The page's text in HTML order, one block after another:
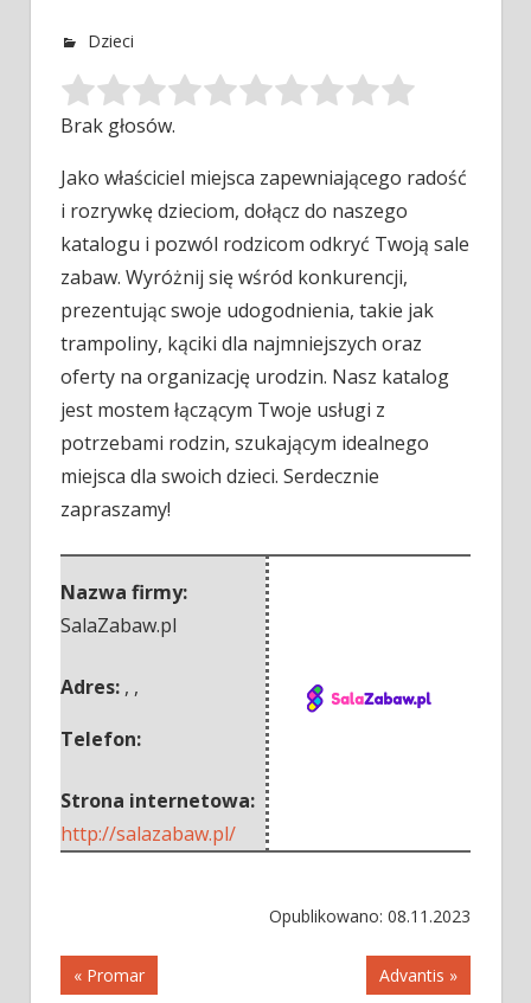
Dzieci
Brak głosów.
Jako właściciel miejsca zapewniającego radość
i rozrywkę dzieciom, dołącz do naszego
katalogu i pozwól rodzicom odkryć Twoją sale
zabaw. Wyróżnij się wśród konkurencji,
prezentując swoje udogodnienia, takie jak
trampoliny, kąciki dla najmniejszych oraz
oferty na organizację urodzin. Nasz katalog
jest mostem łączącym Twoje usługi z
potrzebami rodzin, szukającym idealnego
miejsca dla swoich dzieci. Serdecznie
zapraszamy!
Nazwa firmy:
SalaZabaw.pl
Adres: , ,
Telefon:
Strona internetowa:
http://salazabaw.pl/
Opublikowano: 08.11.2023
Nawigacja
« Promar Advantis »